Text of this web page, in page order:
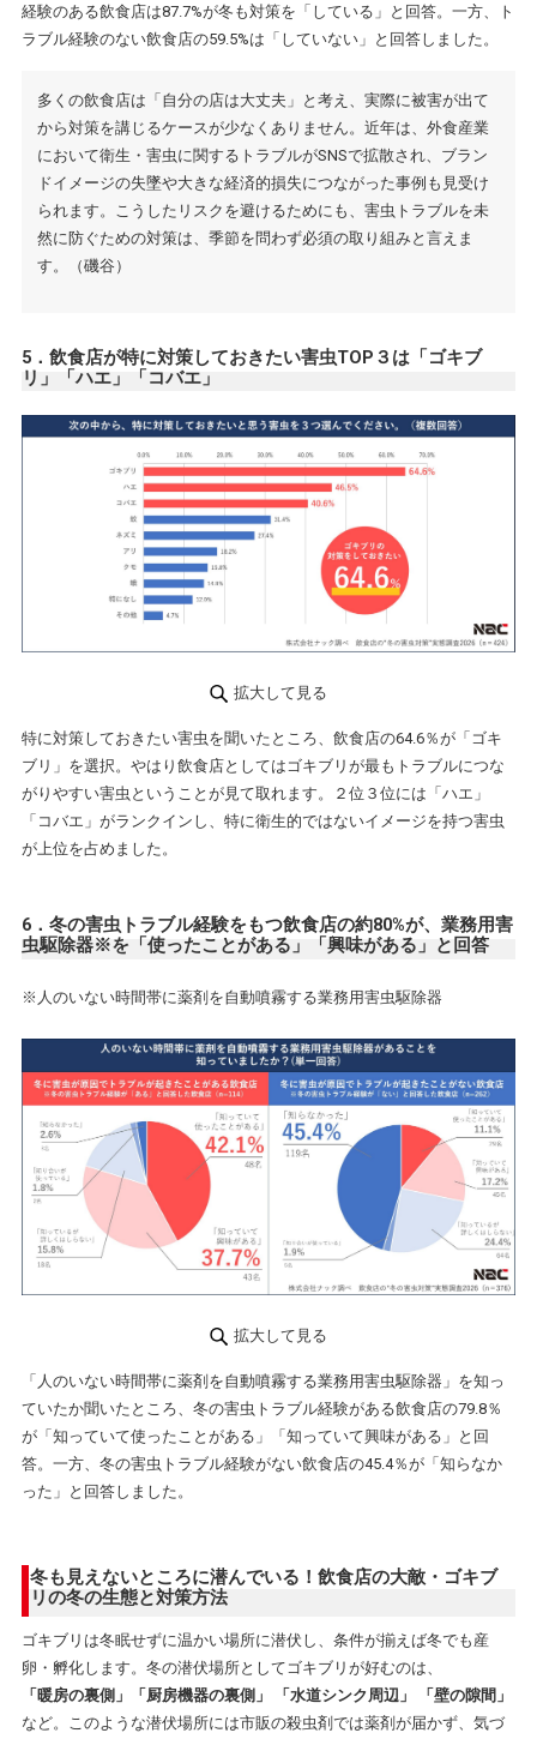
経験のある飲食店は87.7%が冬も対策を「している」と回答。一方、ト
ラブル経験のない飲食店の59.5%は「していない」と回答しました。
多くの飲食店は「自分の店は大丈夫」と考え、実際に被害が出て
から対策を講じるケースが少なくありません。近年は、外食産業
において衛生・害虫に関するトラブルがSNSで拡散され、ブラン
ドイメージの失墜や大きな経済的損失につながった事例も見受け
られます。こうしたリスクを避けるためにも、害虫トラブルを未
然に防ぐための対策は、季節を問わず必須の取り組みと言えま
す。（磯谷）
5．飲食店が特に対策しておきたい害虫TOP３は「ゴキブ
リ」「ハエ」「コバエ」
拡大して見る
特に対策しておきたい害虫を聞いたところ、飲食店の64.6％が「ゴキ
ブリ」を選択。やはり飲食店としてはゴキブリが最もトラブルにつな
がりやすい害虫ということが見て取れます。２位３位には「ハエ」
「コバエ」がランクインし、特に衛生的ではないイメージを持つ害虫
が上位を占めました。
6．冬の害虫トラブル経験をもつ飲食店の約80%が、業務用害
虫駆除器※を「使ったことがある」「興味がある」と回答
※人のいない時間帯に薬剤を自動噴霧する業務用害虫駆除器
拡大して見る
「人のいない時間帯に薬剤を自動噴霧する業務用害虫駆除器」を知っ
ていたか聞いたところ、冬の害虫トラブル経験がある飲食店の79.8％
が「知っていて使ったことがある」「知っていて興味がある」と回
答。一方、冬の害虫トラブル経験がない飲食店の45.4％が「知らなか
った」と回答しました。
冬も見えないところに潜んでいる！飲食店の大敵・ゴキブ
リの冬の生態と対策方法
ゴキブリは冬眠せずに温かい場所に潜伏し、条件が揃えば冬でも産
卵・孵化します。冬の潜伏場所としてゴキブリが好むのは、
「暖房の裏側」「厨房機器の裏側」 「水道シンク周辺」 「壁の隙間」
など。このような潜伏場所には市販の殺虫剤では薬剤が届かず、気づ